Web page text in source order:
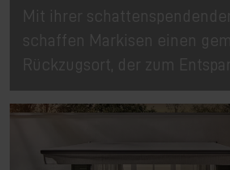
Mit ihrer
schaffen Markisen einen
Rückzugsort, der zum